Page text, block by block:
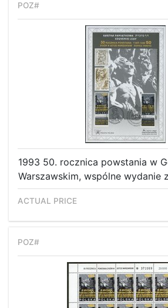
1993 50. rocznica powstania w
Warszawskim, wspólne wydanie